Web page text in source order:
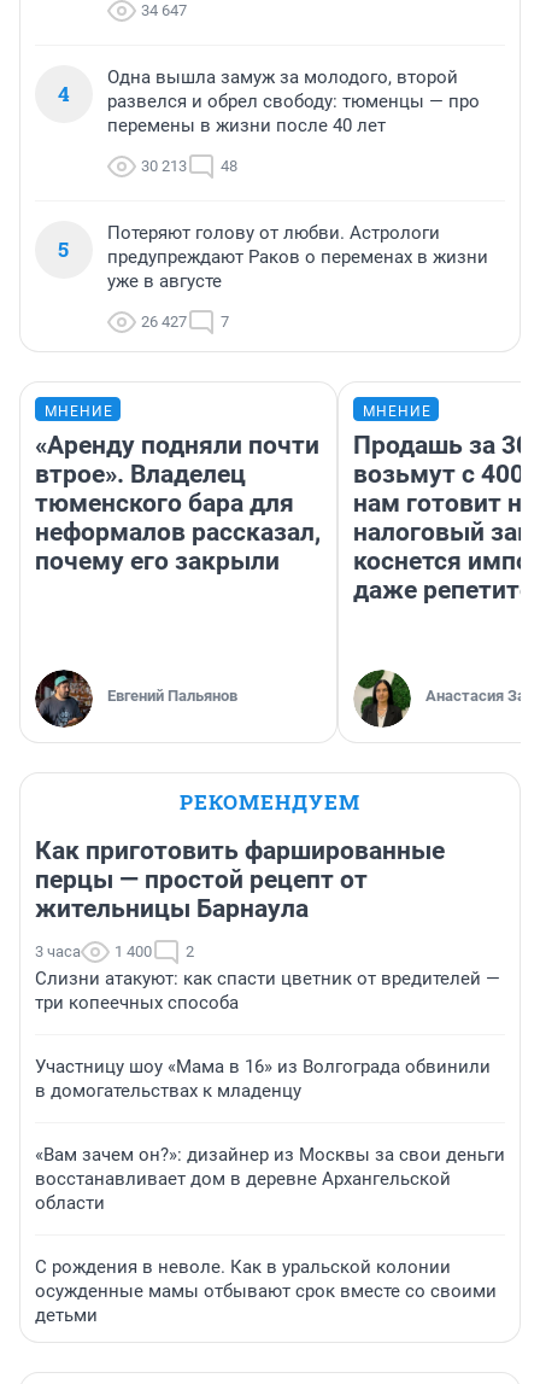
34 647
4
Одна вышла замуж за молодого, второй
развелся и обрел свободу: тюменцы — про
перемены в жизни после 40 лет
30 213 48
5
Потеряют голову от любви. Астрологи
предупреждают Раков о переменах в жизни
уже в августе
26 427 7
МНЕНИЕ
«Аренду подняли почти
втрое». Владелец
тюменского бара для
неформалов рассказал,
почему его закрыли
Евгений Пальянов
МНЕНИЕ
Продашь за
возьмут с
нам готовит
налоговый
коснется
даже
Анастасия
РЕКОМЕНДУЕМ
Как приготовить фаршированные
перцы — простой рецепт от
жительницы Барнаула
3 часа 1 400 2
Слизни атакуют: как спасти цветник от вредителей —
три копеечных способа
Участницу шоу «Мама в 16» из Волгограда обвинили
в домогательствах к младенцу
«Вам зачем он?»: дизайнер из Москвы за свои деньги
восстанавливает дом в деревне Архангельской
области
С рождения в неволе. Как в уральской колонии
осужденные мамы отбывают срок вместе со своими
детьми